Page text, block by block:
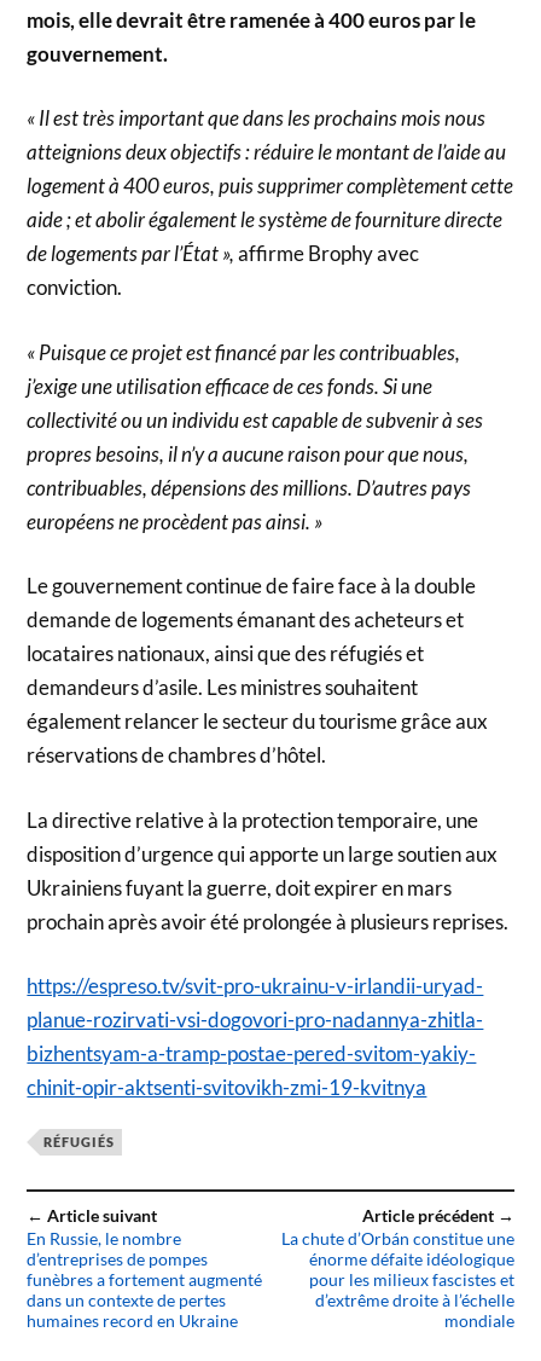
mois, elle devrait être ramenée à 400 euros par le
gouvernement.
« Il est très important que dans les prochains mois nous
atteignions deux objectifs : réduire le montant de l’aide au
logement à 400 euros, puis supprimer complètement cette
aide ; et abolir également le système de fourniture directe
de logements par l’État »,affirme Brophy avec
conviction.
« Puisque ce projet est financé par les contribuables,
j’exige une utilisation efficace de ces fonds. Si une
collectivité ou un individu est capable de subvenir à ses
propres besoins, il n’y a aucune raison pour que nous,
contribuables, dépensions des millions. D’autres pays
européens ne procèdent pas ainsi. »
Le gouvernement continue de faire face à la double
demande de logements émanant des acheteurs et
locataires nationaux, ainsi que des réfugiés et
demandeurs d’asile. Les ministres souhaitent
également relancer le secteur du tourisme grâce aux
réservations de chambres d’hôtel.
La directive relative à la protection temporaire, une
disposition d’urgence qui apporte un large soutien aux
Ukrainiens fuyant la guerre, doit expirer en mars
prochain après avoir été prolongée à plusieurs reprises.
https://espreso.tv/svit-pro-ukrainu-v-irlandii-uryad-
planue-rozirvati-vsi-dogovori-pro-nadannya-zhitla-
bizhentsyam-a-tramp-postae-pered-svitom-yakiy-
chinit-opir-aktsenti-svitovikh-zmi-19-kvitnya
RÉFUGIÉS
← Article suivant
En Russie, le nombre
d’entreprises de pompes
funèbres a fortement augmenté
dans un contexte de pertes
humaines record en Ukraine
Article précédent →
La chute d’Orbán constitue une
énorme défaite idéologique
pour les milieux fascistes et
d’extrême droite à l’échelle
mondiale